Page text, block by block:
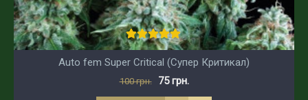
Auto fem Super Critical (Супер Критикал)
100 грн. 75 грн.